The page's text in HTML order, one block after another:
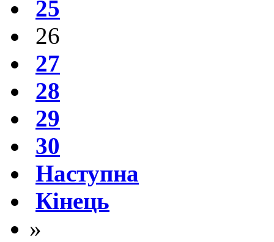
25
26
27
28
29
30
Наступна
Кінець
»